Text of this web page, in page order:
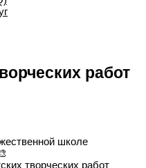
работ
школе
творческих работ